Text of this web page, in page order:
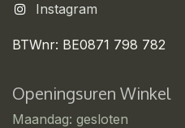
Instagram
BTWnr: BE0871 798 782
Openingsuren Winkel
Maandag: gesloten